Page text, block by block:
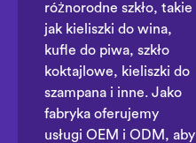
różnorodne szkło, takie
jak kieliszki do wina,
kufle do piwa, szkło
koktajlowe, kieliszki do
szampana i inne. Jako
fabryka oferujemy
usługi OEM i ODM, aby